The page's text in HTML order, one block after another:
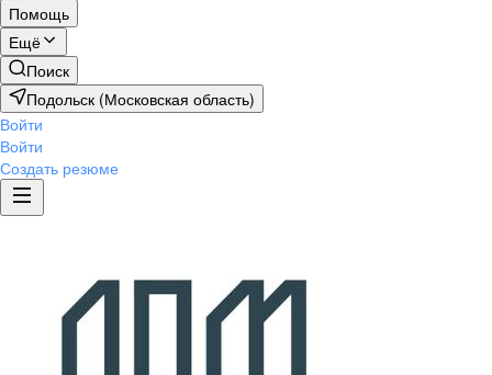
Помощь
Ещё
Поиск
Подольск (Московская область)
Войти
Войти
Создать резюме